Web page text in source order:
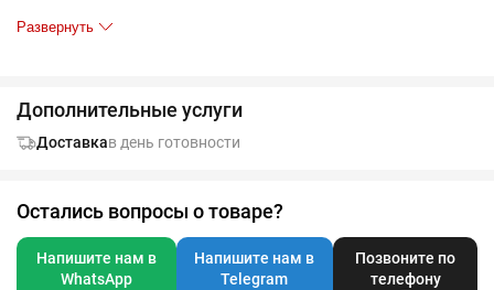
Вес 120 г.
Условия перевозки: при тиражном заказе рекомендуется
Развернуть
Дополнительные услуги
Доставкав день готовности
Остались вопросы о товаре?
Напишите нам в
WhatsApp
Напишите нам в
Telegram
Позвоните по
телефону